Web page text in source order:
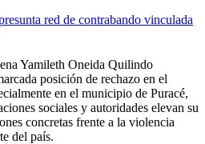
red de contrabando vinculada
Yamileth Oneida Quilindo
posición de rechazo en el
en el municipio de Puracé,
sociales y autoridades elevan su
concretas frente a la violencia
del país.